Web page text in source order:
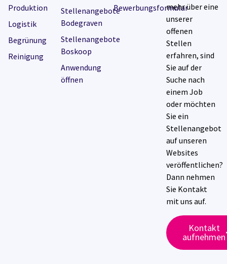
Produktion
Logistik
Begrünung
Reinigung
Stellenangebote
Bodegraven
Stellenangebote
Boskoop
Anwendung
öffnen
Bewerbungsformularmehr über eine
unserer
offenen
Stellen
erfahren, sind
Sie auf der
Suche nach
einem Job
oder möchten
Sie ein
Stellenangebot
auf unseren
Websites
veröffentlichen?
Dann nehmen
Sie Kontakt
mit uns auf.
Kontakt
aufnehmen